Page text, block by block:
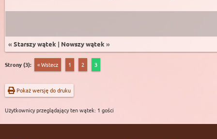
« Starszy wątek | Nowszy wątek »
Strony (3): « Wstecz 1 2 3
Pokaż wersję do druku
Użytkownicy przeglądający ten wątek: 1 gości